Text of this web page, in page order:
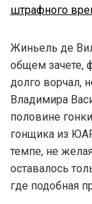
штрафного
Жиньель де
общем зачете,
долго ворчал,
Владимира
половине
гонщика из
темпе, не
оставалось
где подобная